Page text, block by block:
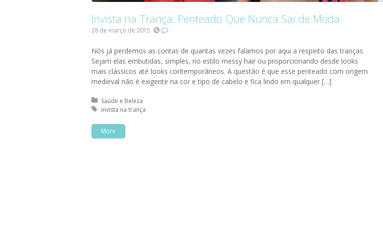
Invista na Trança: Penteado Que Nunca Sai de Moda
28 de março de 2015
Nós já perdemos as contas de quantas vezes falamos por aqui a respeito das tranças.
Sejam elas embutidas, simples, no estilo messy hair ou proporcionando desde looks
mais clássicos até looks contemporâneos. A questão é que esse penteado com origem
medieval não é exigente na cor e tipo de cabelo e fica lindo em qualquer […]
Posted in:
Saúde e Beleza
Tagged with:
invista na trança
More